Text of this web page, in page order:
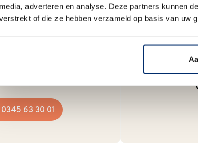
media, adverteren en analyse. Deze partners kunnen
of die ze hebben verzameld op basis van uw
Bel gerust
dat je als klant het
te kunnen bellen. Bij
ook gewoon. We zijn
van
van 9:00 - 17:00
0345 63 30 01
We
Vanaf €
ook nog